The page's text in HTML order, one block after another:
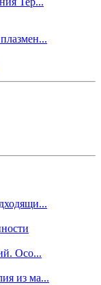
Осо...
из ма...